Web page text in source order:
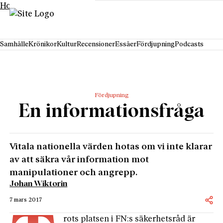
Hoppa till innehåll
SamhälleKrönikorKulturRecensionerEssäerFördjupningPodcasts
Fördjupning
En informationsfråga
Vitala nationella värden hotas om vi inte klarar
av att säkra vår information mot
manipulationer och angrepp.
Johan Wiktorin
7 mars 2017
rots platsen i FN:s säkerhetsråd är